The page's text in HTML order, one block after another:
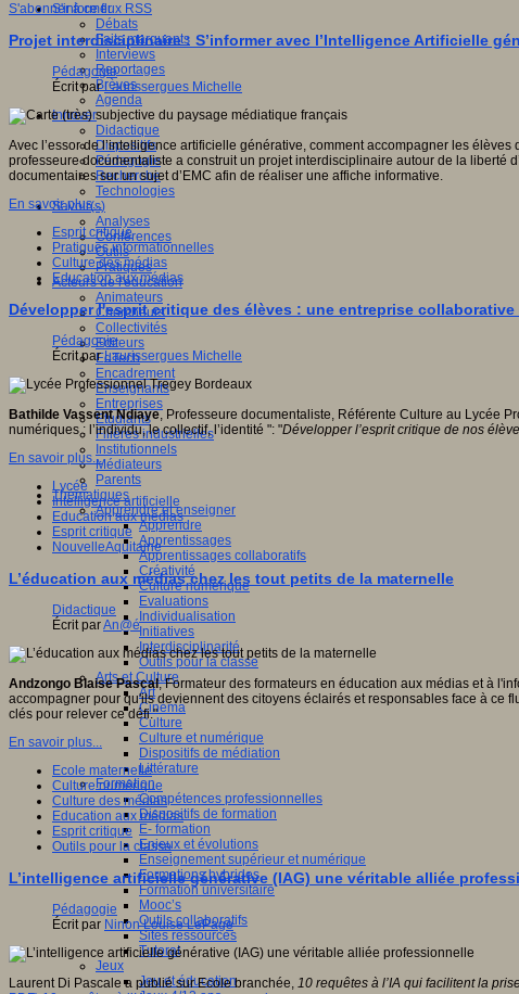
S'informer
Débats
Faits marquants
Interviews
Reportages
Brèves
Agenda
Innover
Didactique
Dispositifs
Pédagogie
Recherche
Technologies
Savoir(s)
Analyses
Conférences
Outils
Pratiques
Acteurs de l'éducation
Animateurs
Chercheurs
Collectivités
Editeurs
EdTech
Encadrement
Enseignants
Entreprises
Etudiants
Filières industrielles
Institutionnels
Médiateurs
Parents
Thématiques
Apprendre et enseigner
Apprendre
Apprentissages
Apprentissages collaboratifs
Créativité
Culture numérique
Evaluations
Individualisation
Initiatives
Interdisciplinarité
Outils pour la classe
Arts et Culture
Art
Cinéma
Culture
Culture et numérique
Dispositifs de médiation
Littérature
Formation
Compétences professionnelles
Dispositifs de formation
E- formation
Enjeux et évolutions
Enseignement supérieur et numérique
Formations hybrides
Formation universitaire
Mooc’s
Outils collaboratifs
Sites ressources
Tutorat
Jeux
Jeu et éducation
S'abonner à ce flux RSS
Projet interdisciplinaire : S’informer avec l’Intelligence Artificielle
Pédagogie
Écrit parLaurissergues Michelle
Avec l’essor de l’intelligence artificielle générative, comment accompagner les
professeure documentaliste a construit un projet interdisciplinaire autour de la liberté
documentaires sur un sujet d’EMC afin de réaliser une affiche informative.
En savoir plus...
Esprit critique
Pratiques informationnelles
Culture des médias
Education aux médias
Développer l'esprit critique des élèves : une entreprise
Pédagogie
Écrit parLaurissergues Michelle
Bathilde Vassent Ndiaye, Professeure documentaliste, Référente Culture au Lycée
numériques : l’individu, le collectif, l’identité ": "Développer l’esprit critique de nos
En savoir plus...
Lycée
Intelligence artificielle
Education aux médias
Esprit critique
NouvelleAquitaine
L’éducation aux médias chez les tout petits de la maternelle
Didactique
Écrit parAn@é
Andzongo Blaise Pascal, Formateur des formateurs en éducation aux médias et à
accompagner pour qu'ils deviennent des citoyens éclairés et responsables face à ce
clés pour relever ce défi."
En savoir plus...
Ecole maternelle
Culture numérique
Culture des médias
Education aux médias
Esprit critique
Outils pour la classe
L’intelligence artificielle générative (IAG) une véritable alliée
Pédagogie
Écrit par Ninon Louise LePage
Laurent Di Pascale a publié sur Ecole branchée, 10 requêtes à l’IA qui facilitent la